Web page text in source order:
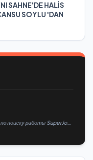
SAHNE'DE HALİS
SOYLU 'DAN
поиску работы SuperJob